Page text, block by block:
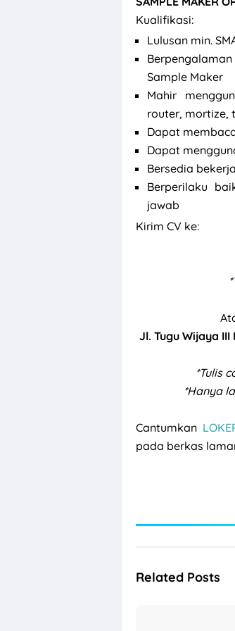
Kualifikasi:
Lulusan min.
Sample Maker
Mahir
router, mortize,
Dapat
Dapat
Bersedia
Berperilaku
jawab
Kirim CV ke:
Jl. Tugu Wijaya
*Tulis
*Hanya
Cantumkan
pada berkas
Related Posts